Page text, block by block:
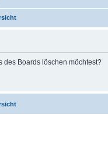
des Boards löschen möchtest?